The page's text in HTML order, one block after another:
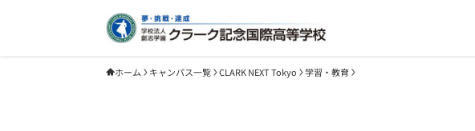
ホーム キャンパス一覧 CLARK NEXT Tokyo 学習・教育